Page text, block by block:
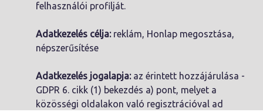
felhasználói profilját.
Adatkezelés célja: reklám, Honlap megosztása,
népszerűsítése
Adatkezelés jogalapja: az érintett hozzájárulása -
GDPR 6. cikk (1) bekezdés a) pont, melyet a
közösségi oldalakon való regisztrációval ad